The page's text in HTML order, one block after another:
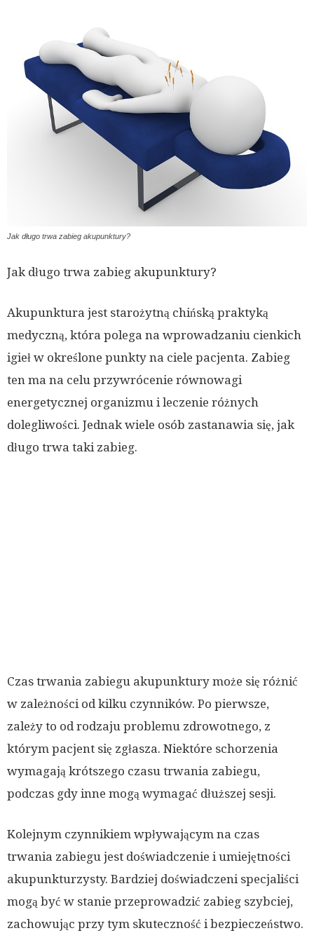
Jak długo trwa zabieg akupunktury?
Jak długo trwa zabieg akupunktury?
Akupunktura jest starożytną chińską praktyką
medyczną, która polega na wprowadzaniu cienkich
igieł w określone punkty na ciele pacjenta. Zabieg
ten ma na celu przywrócenie równowagi
energetycznej organizmu i leczenie różnych
dolegliwości. Jednak wiele osób zastanawia się, jak
długo trwa taki zabieg.
Czas trwania zabiegu akupunktury może się różnić
w zależności od kilku czynników. Po pierwsze,
zależy to od rodzaju problemu zdrowotnego, z
którym pacjent się zgłasza. Niektóre schorzenia
wymagają krótszego czasu trwania zabiegu,
podczas gdy inne mogą wymagać dłuższej sesji.
Kolejnym czynnikiem wpływającym na czas
trwania zabiegu jest doświadczenie i umiejętności
akupunkturzysty. Bardziej doświadczeni specjaliści
mogą być w stanie przeprowadzić zabieg szybciej,
zachowując przy tym skuteczność i bezpieczeństwo.